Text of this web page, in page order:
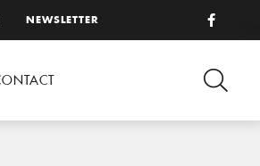
NEWSLETTER